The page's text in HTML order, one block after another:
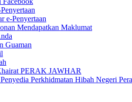
e-Penyertaan
Mendapatkan Maklumat
Guaman
PERAK JAWHAR
Perkhidmatan Hibah Negeri